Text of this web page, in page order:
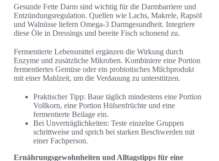
Gesunde Fette Darm sind wichtig für die Darmbarriere und
Entzündungsregulation. Quellen wie Lachs, Makrele, Rapsöl
und Walnüsse liefern Omega-3 Darmgesundheit. Integriere
diese Öle in Dressings und bereite Fisch schonend zu.
Fermentierte Lebensmittel ergänzen die Wirkung durch
Enzyme und zusätzliche Mikroben. Kombiniere eine Portion
fermentiertes Gemüse oder ein probiotisches Milchprodukt
mit einer Mahlzeit, um die Verdauung zu unterstützen.
Praktischer Tipp: Baue täglich mindestens eine Portion
Vollkorn, eine Portion Hülsenfrüchte und eine
fermentierte Beilage ein.
Bei Unverträglichkeiten: Teste einzelne Gruppen
schrittweise und sprich bei starken Beschwerden mit
einer Fachperson.
Ernährungsgewohnheiten und Alltagstipps für eine